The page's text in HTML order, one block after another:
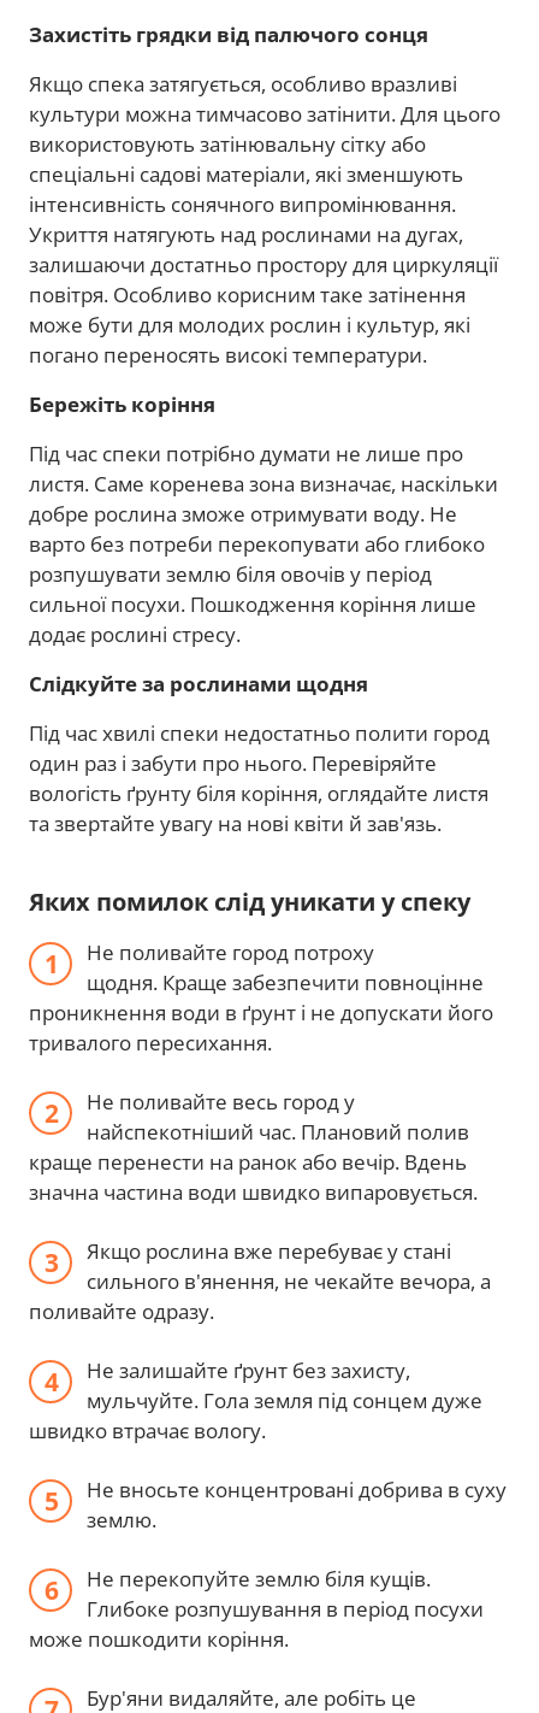
Захистіть грядки від палючого сонця
Якщо спека затягується, особливо вразливі
культури можна тимчасово затінити. Для цього
використовують затінювальну сітку або
спеціальні садові матеріали, які зменшують
інтенсивність сонячного випромінювання.
Укриття натягують над рослинами на дугах,
залишаючи достатньо простору для циркуляції
повітря. Особливо корисним таке затінення
може бути для молодих рослин і культур, які
погано переносять високі температури.
Бережіть коріння
Під час спеки потрібно думати не лише про
листя. Саме коренева зона визначає, наскільки
добре рослина зможе отримувати воду. Не
варто без потреби перекопувати або глибоко
розпушувати землю біля овочів у період
сильної посухи. Пошкодження коріння лише
додає рослині стресу.
Слідкуйте за рослинами щодня
Під час хвилі спеки недостатньо полити город
один раз і забути про нього. Перевіряйте
вологість ґрунту біля коріння, оглядайте листя
та звертайте увагу на нові квіти й зав'язь.
Яких помилок слід уникати у спеку
Не поливайте город потроху
щодня. Краще забезпечити повноцінне
проникнення води в ґрунт і не допускати його
тривалого пересихання.
Не поливайте весь город у
найспекотніший час. Плановий полив
краще перенести на ранок або вечір. Вдень
значна частина води швидко випаровується.
Якщо рослина вже перебуває у стані
сильного в'янення, не чекайте вечора, а
поливайте одразу.
Не залишайте ґрунт без захисту,
мульчуйте. Гола земля під сонцем дуже
швидко втрачає вологу.
Не вносьте концентровані добрива в суху
землю.
Не перекопуйте землю біля кущів.
Глибоке розпушування в період посухи
може пошкодити коріння.
Бур'яни видаляйте, але робіть це